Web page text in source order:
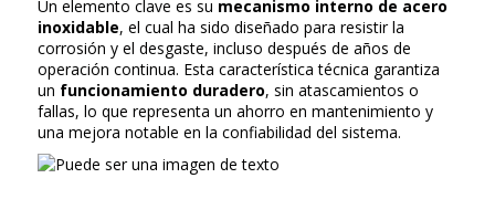
Un elemento clave es su mecanismo interno de acero
inoxidable, el cual ha sido diseñado para resistir la
corrosión y el desgaste, incluso después de años de
operación continua. Esta característica técnica garantiza
un funcionamiento duradero, sin atascamientos o
fallas, lo que representa un ahorro en mantenimiento y
una mejora notable en la confiabilidad del sistema.